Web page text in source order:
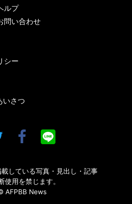
ルプ
問い合わせ
シー
いさつ
している写真・見出し・記事
使用を禁じます。
AFPBB News